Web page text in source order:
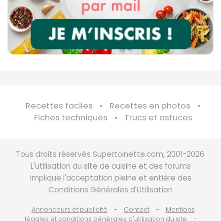
Recettes faciles
Recettes en photos
Fiches techniques
Trucs et astuces
Tous droits réservés Supertoinette.com, 2001-2026.
L'utilisation du site de cuisine et des forums
implique l'acceptation pleine et entière des
Conditions Générales d'Utilisation
Annonceurs et publicité Contact
Mentions
légales et conditions générales d'utilisation du site